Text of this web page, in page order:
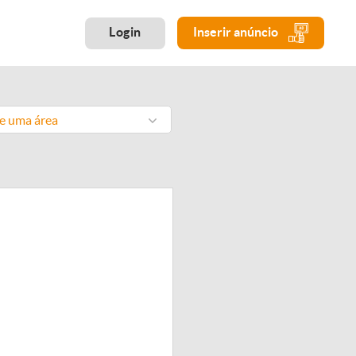
Login Inserir anúncio
uma área